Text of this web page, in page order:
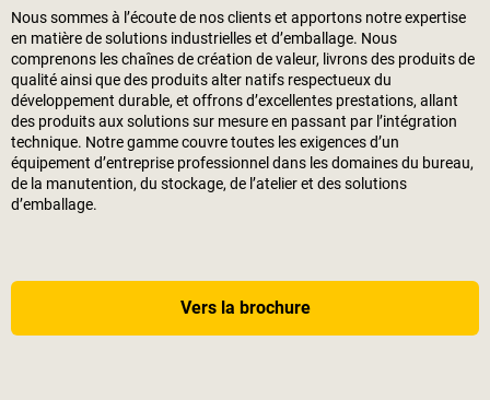
Nous sommes à l’écoute de nos clients et apportons notre expertise
en matière de solutions industrielles et d’emballage. Nous
comprenons les chaînes de création de valeur, livrons des produits de
qualité ainsi que des produits alter natifs respectueux du
développement durable, et offrons d’excellentes prestations, allant
des produits aux solutions sur mesure en passant par l’intégration
technique. Notre gamme couvre toutes les exigences d’un
équipement d’entreprise professionnel dans les domaines du bureau,
de la manutention, du stockage, de l’atelier et des solutions
d’emballage.
Vers la brochure